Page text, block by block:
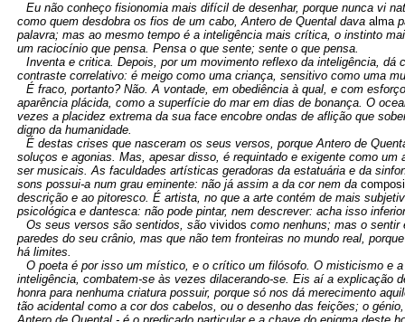
Eu não conheço fisionomia mais difícil de desenhar, porque nunca vi
como quem desdobra os fios de um cabo, Antero de Quental dava alma
palavra; mas ao mesmo tempo é a inteligência mais crítica, o instinto
um raciocínio que pensa. Pensa o que sente; sente o que pensa.
Inventa e critica. Depois, por um movimento reflexo da inteligência,
contraste correlativo: é meigo como uma criança, sensitivo como uma
É fraco, portanto? Não. A vontade, em obediência à qual, e com
aparência plácida, como a superfície do mar em dias de bonança. O
vezes a placidez extrema da sua face encobre ondas de aflição que
digno da humanidade.
É destas crises que nasceram os seus versos, porque Antero de
soluços e agonias. Mas, apesar disso, é requintado e exigente como
ser musicais. As faculdades artísticas geradoras da estatuária e da
sons possui-a num grau eminente: não já assim a da cor nem da
descrição e ao pitoresco. É artista, no que a arte contém de mais
psicológica e dantesca: não pode pintar, nem descrever: acha isso
Os seus versos são sentidos, são vividos como nenhuns; mas o
paredes do seu crânio, mas que não tem fronteiras no mundo real,
há limites.
O poeta é por isso um místico, e o crítico um filósofo. O misticismo e
inteligência, combatem-se às vezes dilacerando-se. Eis aí a explicação
honra para nenhuma criatura possuir, porque só nos dá merecimento
tão acidental como a cor dos cabelos, ou o desenho das feições; o